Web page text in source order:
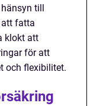
till
att fatta
klokt att
för att
och flexibilitet.